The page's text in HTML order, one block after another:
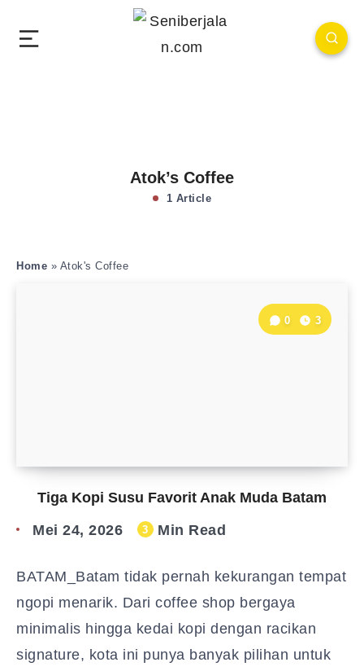
Atok’s Coffee
1 Article
Home » Atok's Coffee
Tiga Kopi Susu Favorit Anak Muda Batam
0 3
Mei 24, 2026 3 Min Read
BATAM_Batam tidak pernah kekurangan tempat
ngopi menarik. Dari coffee shop bergaya
minimalis hingga kedai kopi dengan racikan
signature, kota ini punya banyak pilihan untuk